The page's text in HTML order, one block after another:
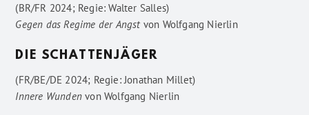
(BR/FR 2024; Regie: Walter Salles)
Gegen das Regime der Angstvon Wolfgang Nierlin
DIE SCHATTENJÄGER
(FR/BE/DE 2024; Regie: Jonathan Millet)
Innere Wunden vonWolfgang Nierlin